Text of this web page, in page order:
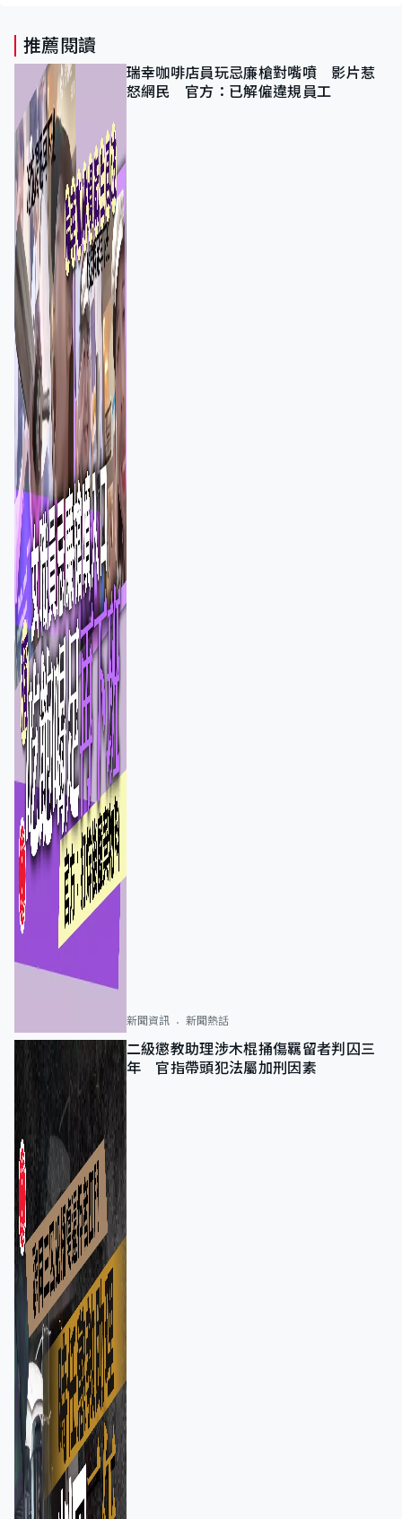
推薦閱讀
瑞幸咖啡店員玩忌廉槍對嘴噴 影片惹
怒網民 官方：已解僱違規員工
新聞資訊 新聞熱話
二級懲教助理涉木棍捅傷羈留者判囚三
年 官指帶頭犯法屬加刑因素